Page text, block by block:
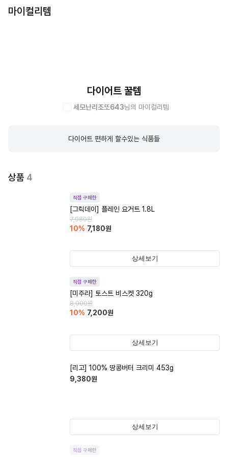
마이컬리템
다이어트 꿀템
세모난리조또643님의 마이컬리템
다이어트 편하게 할수있는 식품들
상품 4
직접 구매한
[그릭데이] 플레인 요거트 1.8L
7,980원
10% 7,180원
상세보기
직접 구매한
[미주라] 토스트 비스켓 320g
8,000원
10% 7,200원
상세보기
[리고] 100% 땅콩버터 크리미 453g
9,380원
상세보기
직접 구매한